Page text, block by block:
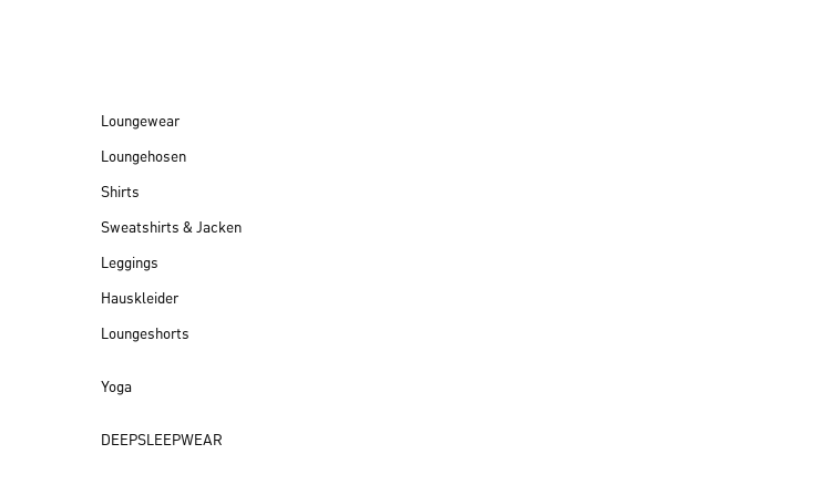
Loungewear
Loungehosen
Shirts
Sweatshirts & Jacken
Leggings
Hauskleider
Loungeshorts
Yoga
DEEPSLEEPWEAR